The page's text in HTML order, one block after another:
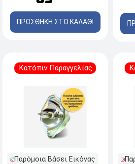
ΠΡΟΣΘΗΚΗ ΣΤΟ ΚΑΛΑΘΙ
Κατόπιν Παραγγελίας
Παρόμοια Βάσει Εικόνας